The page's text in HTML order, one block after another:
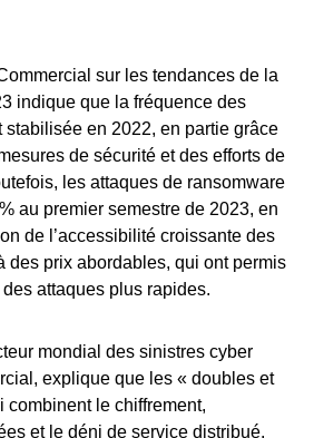
sur les tendances de la
indique que la fréquence des
stabilisée en 2022, en partie grâce
de sécurité et des efforts de
les attaques de ransomware
au premier semestre de 2023, en
de l’accessibilité croissante des
des prix abordables, qui ont permis
attaques plus rapides.
mondial des sinistres cyber
explique que les « doubles et
combinent le chiffrement,
et le déni de service distribué,